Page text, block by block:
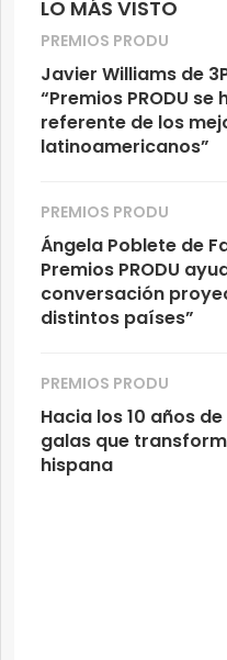
LO MÁS VISTO
PREMIOS PRODU
Javier Williams de
“Premios PRODU
referente de los
latinoamericanos”
PREMIOS PRODU
Ángela Poblete de
Premios PRODU
conversación
distintos países”
PREMIOS PRODU
Hacia los 10 años de
galas que
hispana